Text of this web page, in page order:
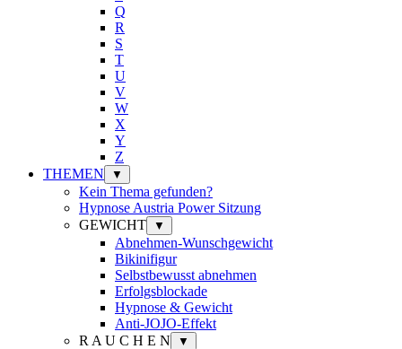
Q
R
S
T
U
V
W
X
Y
Z
THEMEN
▼
Kein Thema gefunden?
Hypnose Austria Power Sitzung
GEWICHT
▼
Abnehmen-Wunschgewicht
Bikinifigur
Selbstbewusst abnehmen
Erfolgsblockade
Hypnose & Gewicht
Anti-JOJO-Effekt
R A U C H E N
▼